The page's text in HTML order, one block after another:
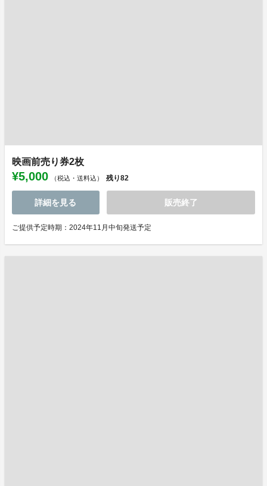
映画前売り券2枚
¥5,000 （税込・送料込） 残り82
詳細を見る 販売終了
ご提供予定時期：2024年11月中旬発送予定